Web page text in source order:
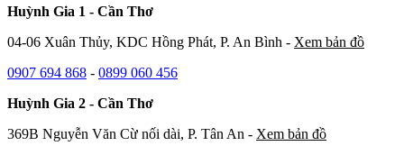
Huỳnh Gia 1 - Cần Thơ
04-06 Xuân Thủy, KDC Hồng Phát, P. An Bình - Xem bản đồ
0907 694 868 - 0899 060 456
Huỳnh Gia 2 - Cần Thơ
369B Nguyễn Văn Cừ nối dài, P. Tân An - Xem bản đồ